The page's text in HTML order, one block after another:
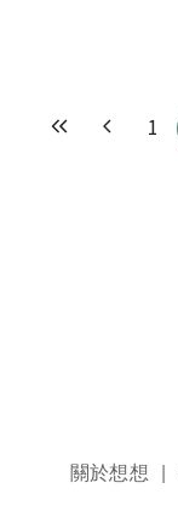
Pagination
1
頁尾選單關於想想